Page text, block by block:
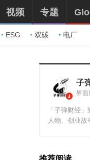
ESG 双碳 电厂
视频 专题
子
界面
「子弹财经
人物、创业故